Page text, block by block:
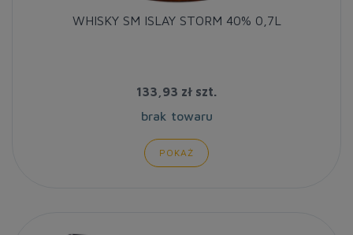
WHISKY SM ISLAY STORM 40% 0,7L
133,93 zł szt.
brak towaru
POKAŻ